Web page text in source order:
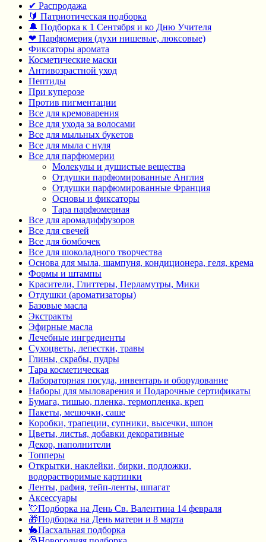
✔ Распродажа
🔰 Патриотическая подборка
🔔 Подборка к 1 Сентября и ко Дню Учителя
❤ Парфюмерия (духи нишевые, люксовые)
Фиксаторы аромата
Косметические маски
Антивозрастной уход
Пептиды
При куперозе
Против пигментации
Все для кремоварения
Все для ухода за волосами
Все для мыльных букетов
Все для мыла с нуля
Все для парфюмерии
Молекулы и душистые вещества
Отдушки парфюмированные Англия
Отдушки парфюмированные Франция
Основы и фиксаторы
Тара парфюмерная
Все для аромадиффузоров
Все для свечей
Все для бомбочек
Все для шоколадного творчества
Основа для мыла, шампуня, кондиционера, геля, крема
Формы и штампы
Красители, Глиттеры, Перламутры, Мики
Отдушки (ароматизаторы)
Базовые масла
Экстракты
Эфирные масла
Лечебные ингредиенты
Сухоцветы, лепестки, травы
Глины, скрабы, пудры
Тара косметическая
Лабораторная посуда, инвентарь и оборудование
Наборы для мыловарения и Подарочные сертификаты
Бумага, тишью, пленка, термопленка, креп
Пакеты, мешочки, саше
Коробки, трапеции, супники, высечки, шпон
Цветы, листья, добавки декоративные
Декор, наполнители
Топперы
Открытки, наклейки, бирки, подложки,
водорастворимые картинки
Ленты, рафия, тейп-ленты, шпагат
Аксессуары
💘Подборка на День Св. Валентина 14 февраля
🎁Подборка на День матери и 8 марта
🐇Пасхальная подборка